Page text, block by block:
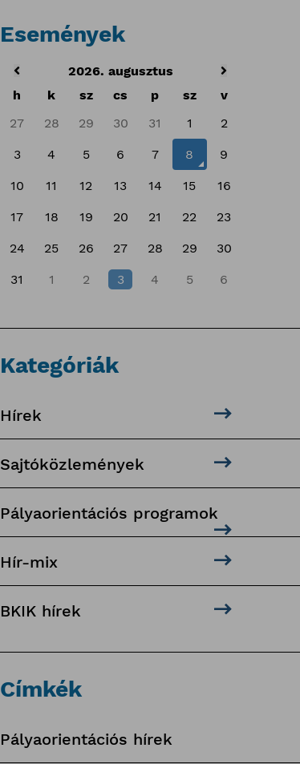
Események
2026. augusztus
h
k sz cs p sz
v
27
28 29 30 31 1 2
3 4 5 6 7 8 9
10 11 12 13 14 15 16
17 18 19 20 21 22 23
24 25 26 27 28 29 30
31 1 2 3 4 5 6
Kategóriák
Hírek
Sajtóközlemények
Pályaorientációs programok
Hír-mix
BKIK hírek
Címkék
Pályaorientációs hírek